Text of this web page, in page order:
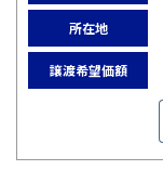
所在地
譲渡希望価額